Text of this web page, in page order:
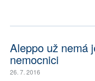
Aleppo už nemá
nemocnici
26. 7. 2016